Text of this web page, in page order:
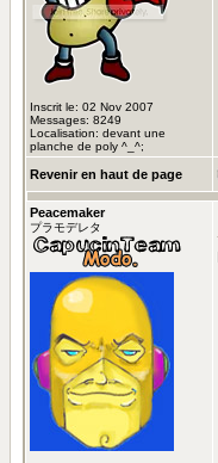
Inscrit le: 02 Nov 2007
Messages: 8249
Localisation: devant une
planche de poly ^_^;
Revenir en haut de page
Peacemaker
プラモデレタ